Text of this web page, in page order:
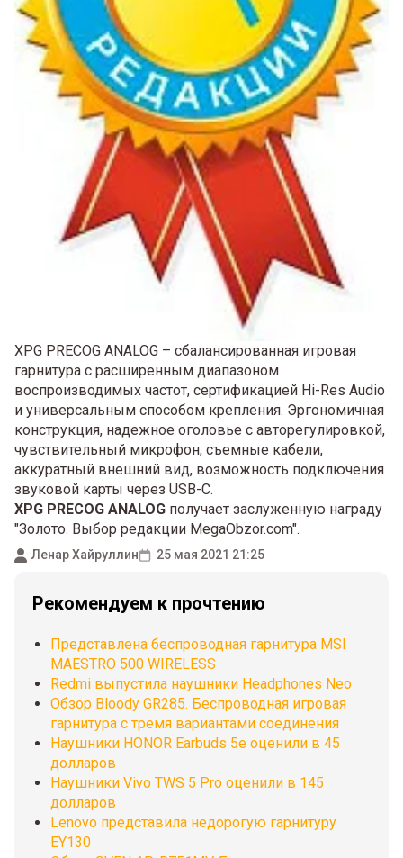
XPG PRECOG ANALOG – сбалансированная игровая
гарнитура с расширенным диапазоном
воспроизводимых частот, сертификацией Hi-Res Audio
и универсальным способом крепления. Эргономичная
конструкция, надежное оголовье с авторегулировкой,
чувствительный микрофон, съемные кабели,
аккуратный внешний вид, возможность подключения
звуковой карты через USB-C.
XPG PRECOG ANALOG получает заслуженную награду
"Золото. Выбор редакции MegaObzor.com".
Ленар Хайруллин 25 мая 2021 21:25
Рекомендуем к прочтению
Представлена беспроводная гарнитура MSI
MAESTRO 500 WIRELESS
Redmi выпустила наушники Headphones Neo
Обзор Bloody GR285. Беспроводная игровая
гарнитура с тремя вариантами соединения
Наушники HONOR Earbuds 5e оценили в 45
долларов
Наушники Vivo TWS 5 Pro оценили в 145
долларов
Lenovo представила недорогую гарнитуру
EY130